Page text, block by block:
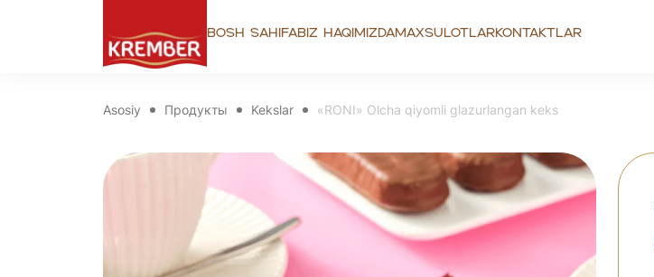
Bosh sahifaBiz haqimizdaMaxsulotlarKontaktlar
Asosiy Продукты Kekslar «RONI» Olcha qiyomli glazurlangan keks